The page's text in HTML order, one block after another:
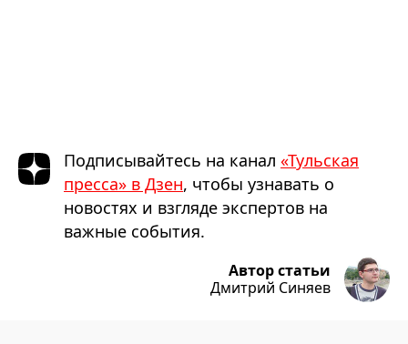
Подписывайтесь на канал «Тульская
пресса» в Дзен, чтобы узнавать о
новостях и взгляде экспертов на
важные события.
Автор статьи
Дмитрий Синяев